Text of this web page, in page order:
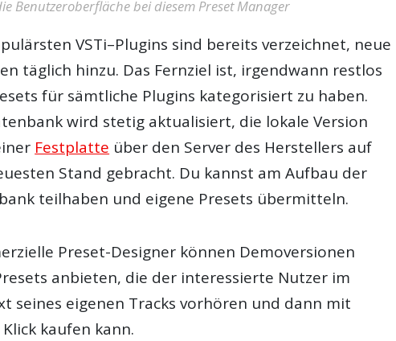
Benutzeroberfläche bei diesem Preset Manager
VSTi–Plugins sind bereits verzeichnet, neue
täglich hinzu. Das Fernziel ist, irgendwann restlos
für sämtliche Plugins kategorisiert zu haben.
wird stetig aktualisiert, die lokale Version
Festplatte über den Server des Herstellers auf
Stand gebracht. Du kannst am Aufbau der
teilhaben und eigene Presets übermitteln.
Preset-Designer können Demoversionen
anbieten, die der interessierte Nutzer im
seines eigenen Tracks vorhören und dann mit
kaufen kann.